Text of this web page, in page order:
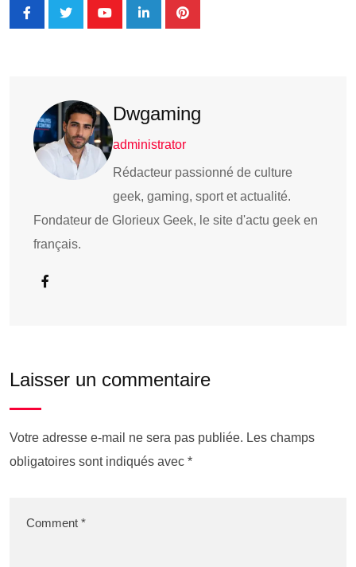
Dwgaming
administrator
Rédacteur passionné de culture
geek, gaming, sport et actualité.
Fondateur de Glorieux Geek, le site d'actu geek en
français.
Laisser un commentaire
Votre adresse e-mail ne sera pas publiée. Les champs
obligatoires sont indiqués avec *